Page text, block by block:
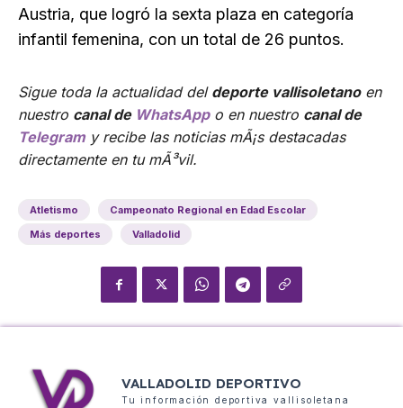
Austria, que logró la sexta plaza en categoría
infantil femenina, con un total de 26 puntos.
Sigue toda la actualidad del deporte vallisoletanoen
nuestro canal de WhatsAppo en nuestro canal de
Telegramy recibe las noticias mÃ¡s destacadas
directamente en tu mÃ³vil.
Atletismo
Campeonato Regional en Edad Escolar
Más deportes
Valladolid
VALLADOLID DEPORTIVO
Tu información deportiva vallisoletana